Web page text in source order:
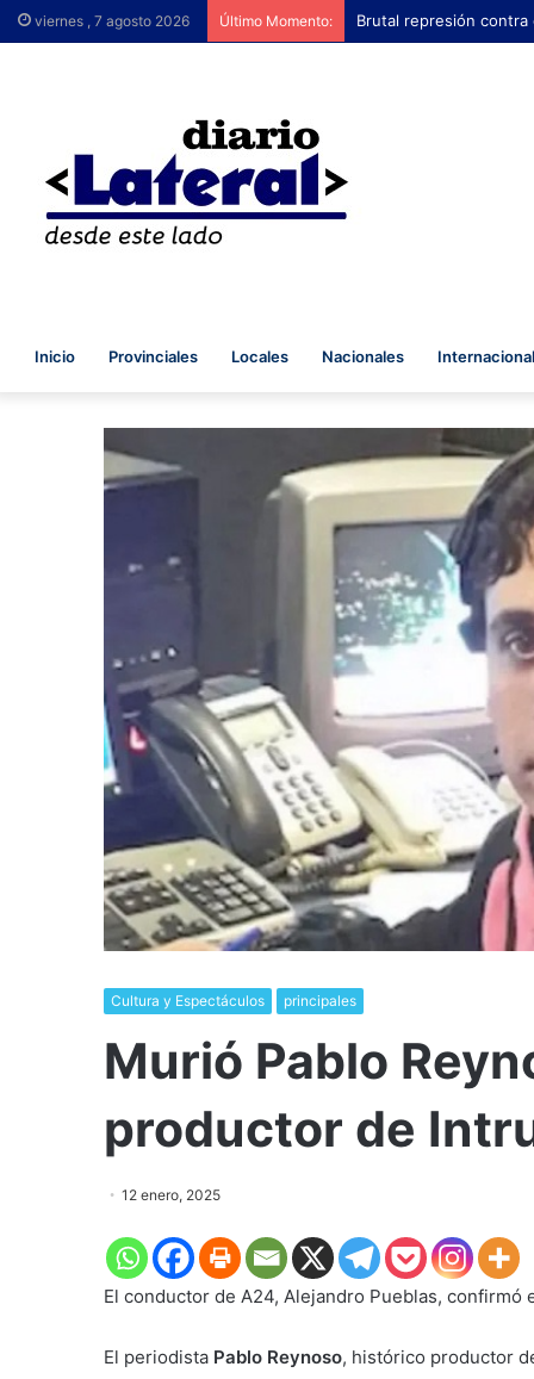
viernes , 7 agosto 2026 Último Momento: Brutal represión
Inicio Provinciales Locales Nacionales
Cultura y Espectáculos principales
Murió Pablo
productor de
12 enero, 2025
El conductor de A24, Alejandro Pueblas,
El periodista Pablo Reynoso, histórico productor